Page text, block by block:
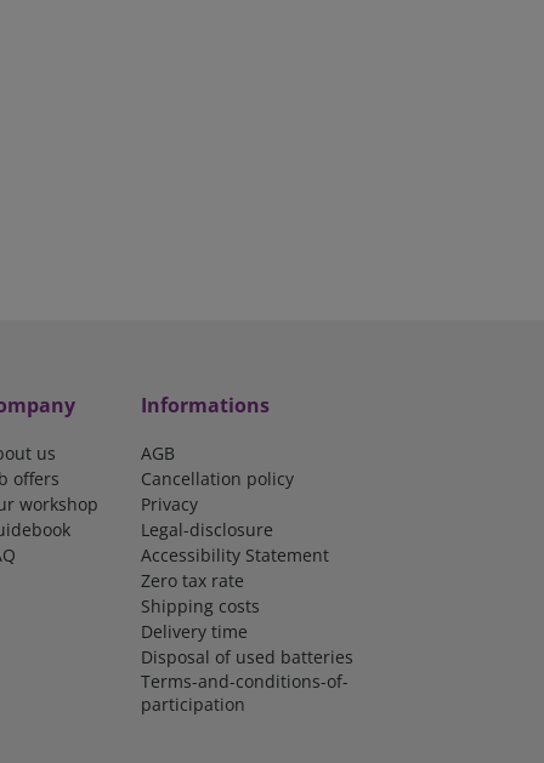
us
offers
workshop
Informations
AGB
Cancellation policy
Privacy
Legal-disclosure
Accessibility Statement
Zero tax rate
Shipping costs
Delivery time
Disposal of used batteries
Terms-and-conditions-of-
participation